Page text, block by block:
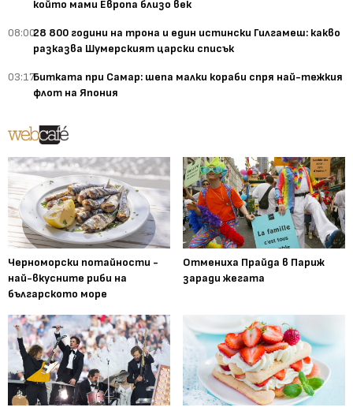
който мами Европа близо век
08:0028 800 години на трона и един истински Гилгамеш: какво
разказва Шумерският царски списък
03:17Битката при Самар: шепа малки кораби спря най-тежкия
флот на Япония
Черноморски потайности -
най-вкусните риби на
българското море
Отмениха Прайда в Париж
заради жегата